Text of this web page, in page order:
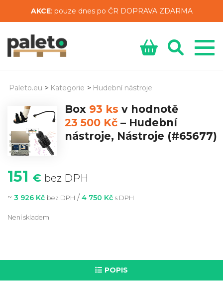
AKCE: pouze dnes po ČR DOPRAVA ZDARMA
Paleto.eu > Kategorie > Hudební nástroje
Box 93 ks v hodnotě
23 500 Kč – Hudební
nástroje, Nástroje (#65677)
151 € bez DPH
~ 3 926 Kč bez DPH / 4 750 Kč s DPH
Není skladem
POPIS